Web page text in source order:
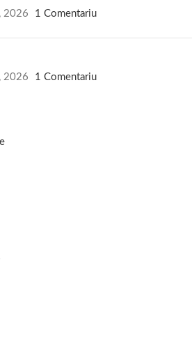
2026 1 Comentariu
2026 1 Comentariu